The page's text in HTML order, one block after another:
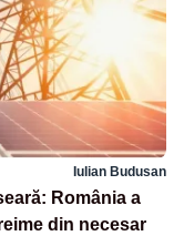
Iulian Budusan
România a
din necesar